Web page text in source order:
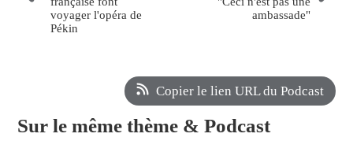
voyager l'opéra de
Pékin
ambassade"
Copier le lien URL du Podcast
Sur le même thème & Podcast